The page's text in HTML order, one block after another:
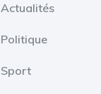
Actualités
Politique
Sport